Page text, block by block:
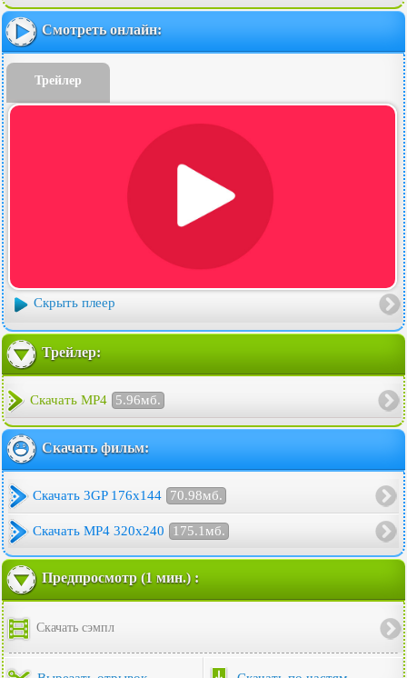
Смотреть онлайн:
Трейлер
Скрыть плеер
Трейлер:
Скачать MP4 5.96мб.
Скачать фильм:
Скачать 3GP 176x144 70.98мб.
Скачать MP4 320x240 175.1мб.
Предпросмотр (1 мин.) :
Скачать сэмпл